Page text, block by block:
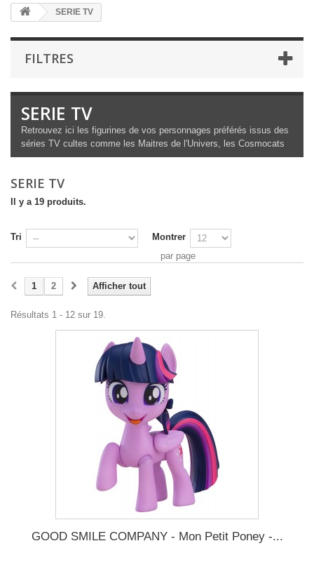
SERIE TV
FILTRES
SERIE TV
Retrouvez ici les figurines de vos personnages préférés issus des
séries TV cultes comme les Maitres de l'Univers, les Cosmocats
SERIE TV
Il y a 19 produits.
Tri
Montrer
par page
Afficher tout
1 2
Résultats 1 - 12 sur 19.
GOOD SMILE COMPANY - Mon Petit Poney -...